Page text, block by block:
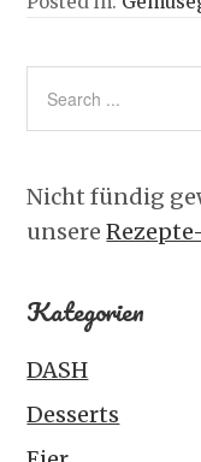
Nicht fündig
unsere
Kategorien
DASH
Desserts